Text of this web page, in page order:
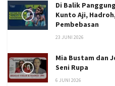
Di Balik
Kunto Aji,
Pembebasan
23 JUNI 2026
Mia Bustam dan
Seni Rupa
6 JUNI 2026